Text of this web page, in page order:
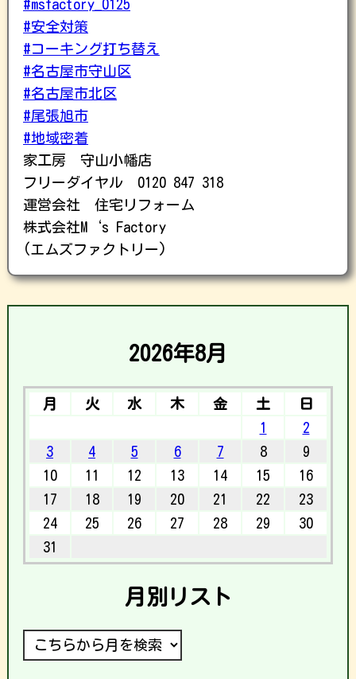
#msfactory_0125
#安全対策
#コーキング打ち替え
#名古屋市守山区
#名古屋市北区
#尾張旭市
#地域密着
家工房 守山小幡店
フリーダイヤル 0120 847 318
運営会社 住宅リフォーム
株式会社M‘s Factory
(エムズファクトリー)
2026年8月
月 火 水 木 金 土
日
1
2
3
4 5 6 7 8
9
10
11 12 13 14 15
16
17
18 19 20 21 22
23
24
25 26 27 28 29
30
31
月別リスト